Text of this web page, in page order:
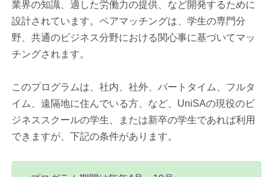
業界の知識、適した労働力の提供、など開発するために
設計されています。ペアマッチングは、学生の専門分
野、共通のビジネス分野における関心事に基づいてマッ
チングされます。
このプログラムは、社内、社外、パートタイム、フルタ
イム、遠隔地に住んでいる方、など、UniSAの現役のビ
ジネススクールの学生、または新卒の学生であれば利用
できますが、下記の条件があります。